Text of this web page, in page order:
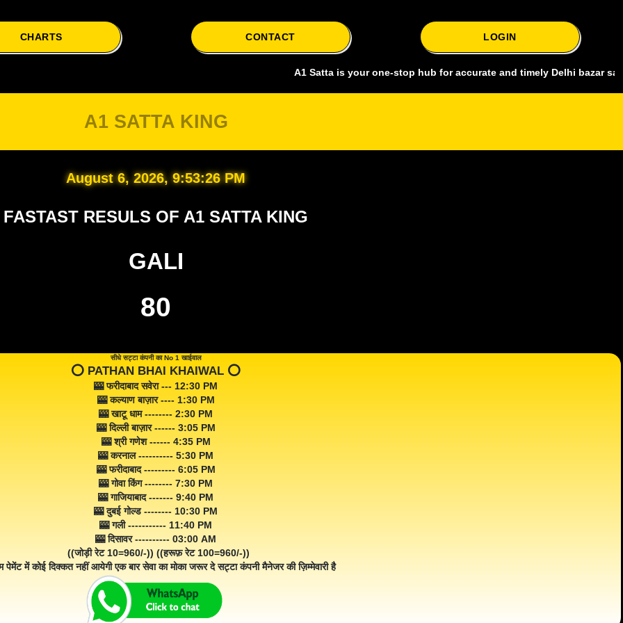
CHARTS CONTACT LOGIN
A1 Satta is your one-stop hub for accurate and timely Delhi bazar satta
A1 SATTA KING
August 6, 2026, 9:53:27 PM
FASTAST RESULS OF A1 SATTA KING
GALI
80
सीधे सट्टा कंपनी का No 1 खाईवाल
⭕️ PATHAN BHAI KHAIWAL ⭕️
🎰 फरीदाबाद सवेरा --- 12:30 PM
🎰 कल्याण बाज़ार ---- 1:30 PM
🎰 खाटू धाम -------- 2:30 PM
🎰 दिल्ली बाज़ार ------ 3:05 PM
🎰 श्री गणेश ------ 4:35 PM
🎰 करनाल ---------- 5:30 PM
🎰 फरीदाबाद --------- 6:05 PM
🎰 गोवा किंग -------- 7:30 PM
🎰 गाजियाबाद ------- 9:40 PM
🎰 दुबई गोल्ड -------- 10:30 PM
🎰 गली ----------- 11:40 PM
🎰 दिसावर ---------- 03:00 AM
((जोड़ी रेट 10=960/-)) ((हरूफ़ रेट 100=960/-))
पेमेंट में कोई दिक्कत नहीं आयेगी एक बार सेवा का मोका जरूर दे सट्टा कंपनी मैनेजर की ज़िम्मेवारी है